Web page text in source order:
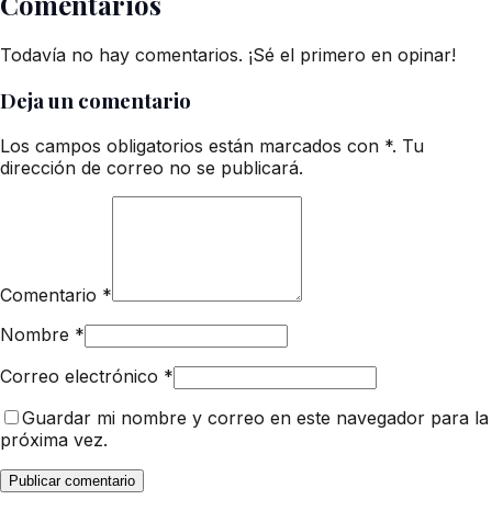
Todavía no hay comentarios. ¡Sé el primero en opinar!
Deja un comentario
Los campos obligatorios están marcados con *. Tu
dirección de correo no se publicará.
Comentario *
Nombre *
Correo electrónico *
Guardar mi nombre y correo en este navegador para la
próxima vez.